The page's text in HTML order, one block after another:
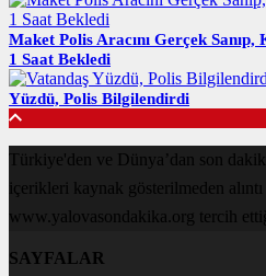
Maket Polis Aracını Gerçek
1 Saat Bekledi
Yüzdü, Polis Bilgilendirdi
Türkiye'den ve Dünya’dan son
içerikleri kaynak gösterilmeden
www.yalovasondakika.org tercih
SAYFALAR